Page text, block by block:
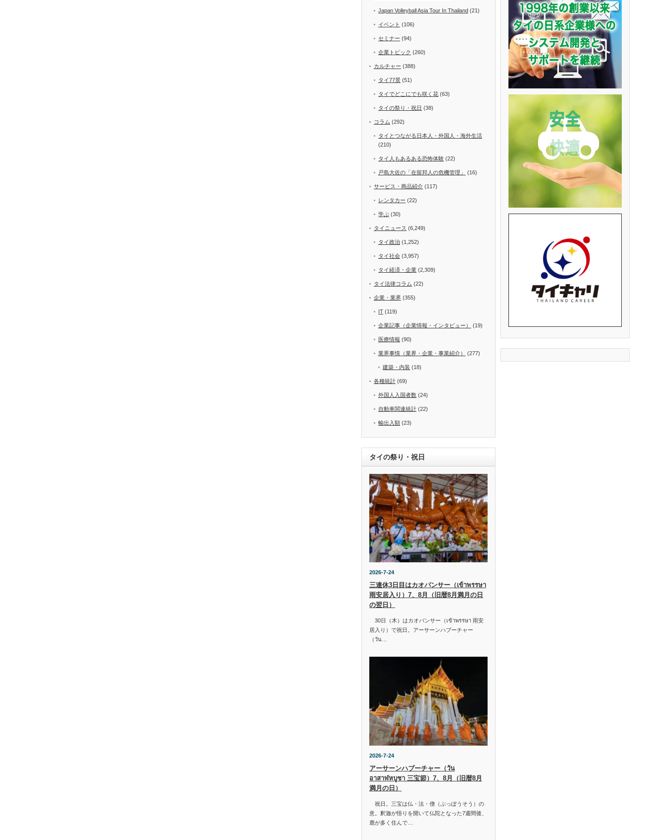
Japan Volleyball Asia Tour In Thailand (21)
イベント (106)
セミナー (94)
企業トピック (260)
カルチャー (388)
タイ77景 (51)
タイでどこにでも咲く花 (63)
タイの祭り・祝日 (38)
コラム (292)
タイとつながる日本人・外国人・海外生活
(210)
タイ人もあるある恐怖体験 (22)
戸島大佐の「在留邦人の危機管理」 (16)
サービス・商品紹介 (117)
レンタカー (22)
学ぶ (30)
タイニュース (6,249)
タイ政治 (1,252)
タイ社会 (3,957)
タイ経済・企業 (2,309)
タイ法律コラム (22)
企業・業界 (355)
IT (119)
企業記事（企業情報・インタビュー） (19)
医療情報 (90)
業界事情（業界・企業・事業紹介） (277)
建築・内装 (18)
各種統計 (69)
外国人入国者数 (24)
自動車関連統計 (22)
輸出入額 (23)
タイの祭り・祝日
2026-7-24
三連休3日目はカオパンサー（เข้าพรรษา
雨安居入り）7、8月（旧暦8月満月の日
の翌日）
30日（木）はカオパンサー（เข้าพรรษา 雨安
居入り）で祝日。アーサーンハブーチャー
（วัน…
2026-7-24
アーサーンハブーチャー（วัน
อาสาฬหบูชา 三宝節）7、8月（旧暦8月
満月の日）
祝日。三宝は仏・法・僧（ぶっぽうそう）の
意。釈迦が悟りを開いて仏陀となった7週間後、
鹿が多く住んで…